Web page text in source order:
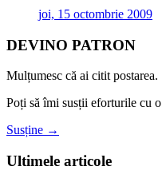
joi, 15 octombrie 2009
DEVINO PATRON
Mulțumesc că ai citit postarea.
Poți să îmi susții eforturile cu
Susține →
Ultimele articole